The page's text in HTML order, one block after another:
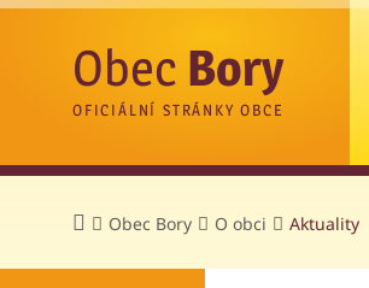
Obec Bory
OFICIÁLNÍ STRÁNKY OBCE
Obec Bory O obci Aktuality